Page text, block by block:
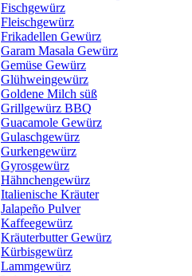
Fischgewürz
Fleischgewürz
Frikadellen Gewürz
Garam Masala Gewürz
Gemüse Gewürz
Glühweingewürz
Goldene Milch süß
Grillgewürz BBQ
Guacamole Gewürz
Gulaschgewürz
Gurkengewürz
Gyrosgewürz
Hähnchengewürz
Italienische Kräuter
Jalapeño Pulver
Kaffeegewürz
Kräuterbutter Gewürz
Kürbisgewürz
Lammgewürz